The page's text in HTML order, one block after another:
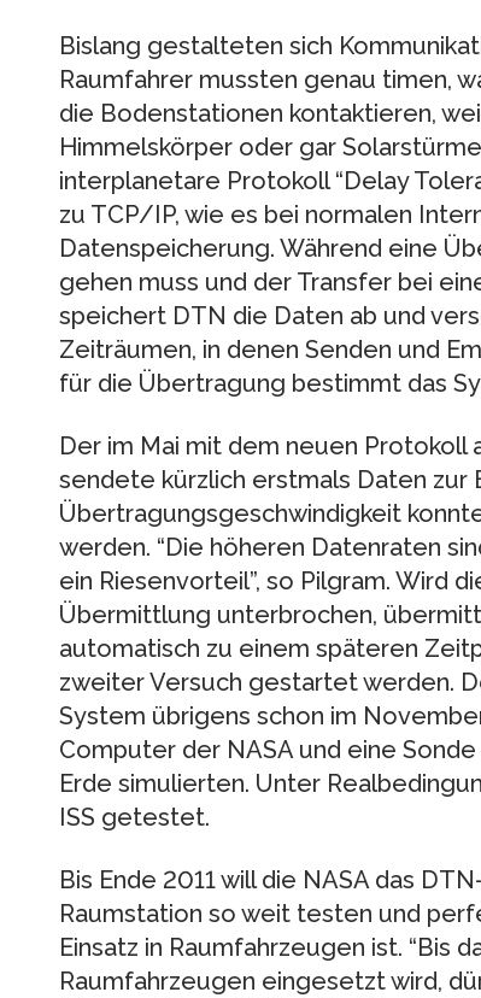
Bislang gestalteten sich
Raumfahrer mussten genau timen,
die Bodenstationen kontaktieren,
Himmelskörper oder gar
interplanetare Protokoll “Delay
zu TCP/IP, wie es bei normalen
Datenspeicherung. Während eine
gehen muss und der Transfer bei
speichert DTN die Daten ab und
Zeiträumen, in denen Senden und
für die Übertragung bestimmt das
Der im Mai mit dem neuen
sendete kürzlich erstmals Daten zur
Übertragungsgeschwindigkeit
werden. “Die höheren Datenraten
ein Riesenvorteil”, so Pilgram. Wird
Übermittlung unterbrochen,
automatisch zu einem späteren
zweiter Versuch gestartet werden.
System übrigens schon im
Computer der NASA und eine
Erde simulierten. Unter
ISS getestet.
Bis Ende 2011 will die NASA das
Raumstation so weit testen und
Einsatz in Raumfahrzeugen ist. “Bis
Raumfahrzeugen eingesetzt wird,